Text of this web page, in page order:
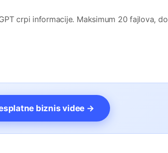
crpi informacije. Maksimum 20 fajlova, do
biznis videe →